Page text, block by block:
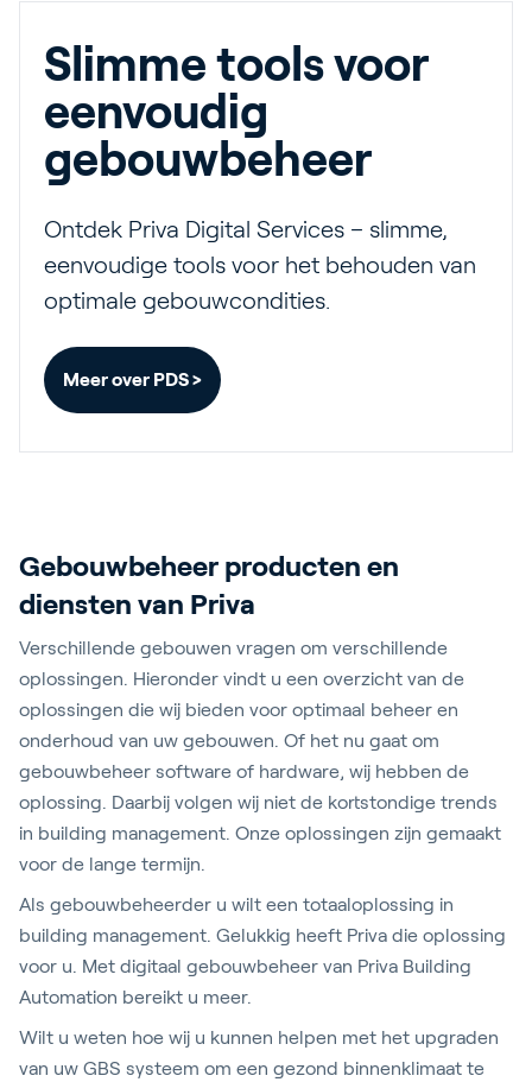
Slimme tools voor
eenvoudig
gebouwbeheer
Ontdek Priva Digital Services – slimme,
eenvoudige tools voor het behouden van
optimale gebouwcondities.
Meer over PDS >
Gebouwbeheer producten en
diensten van Priva
Verschillende gebouwen vragen om verschillende
oplossingen. Hieronder vindt u een overzicht van de
oplossingen die wij bieden voor optimaal beheer en
onderhoud van uw gebouwen. Of het nu gaat om
gebouwbeheer software of hardware, wij hebben de
oplossing. Daarbij volgen wij niet de kortstondige trends
in building management. Onze oplossingen zijn gemaakt
voor de lange termijn.
Als gebouwbeheerder u wilt een totaaloplossing in
building management. Gelukkig heeft Priva die oplossing
voor u. Met digitaal gebouwbeheer van Priva Building
Automation bereikt u meer.
Wilt u weten hoe wij u kunnen helpen met het upgraden
van uw GBS systeem om een gezond binnenklimaat te